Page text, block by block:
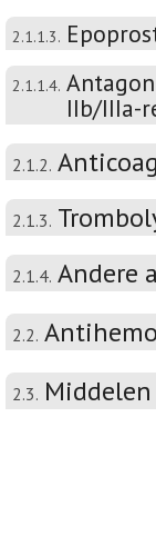
2.1.1.3.
2.1.1.4.
IIb/IIIa-
2.1.2.
2.1.3.
2.1.4. Andere
2.2.
2.3.